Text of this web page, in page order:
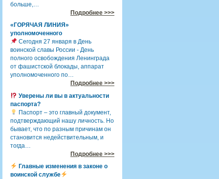
больше,…
Подробнее >>>
«ГОРЯЧАЯ ЛИНИЯ»
уполномоченного
Сегодня 27 января в День
воинской славы России - День
полного освобождения Ленинграда
от фашистской блокады, аппарат
уполномоченного по…
Подробнее >>>
Уверены ли вы в актуальности
паспорта?
Паспорт – это главный документ,
подтверждающий нашу личность. Но
бывает, что по разным причинам он
становится недействительным, и
тогда…
Подробнее >>>
Главные изменения в законе о
воинской службе